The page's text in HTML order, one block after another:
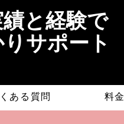
と経験で
サポート
ある質問 料金